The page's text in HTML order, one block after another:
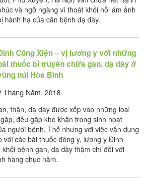
và ngỡ ngàng vì thoát khỏi nỗi ám ảnh
hành hạ của căn bệnh dạ dày.
Công Xiện – vị lương y với những
thuốc bí truyền chữa gan, dạ dày ở
núi Hòa Bình
Tháng Năm, 2018
thận, dạ dày được xếp vào những loại
đều gặp khó khăn trong sinh hoạt
người bệnh. Thế nhưng với việc vận dụng
với các bài thuốc đông y, lương y Đinh
bệnh gan, dạ dày thậm chí đối với
hàng chục năm.